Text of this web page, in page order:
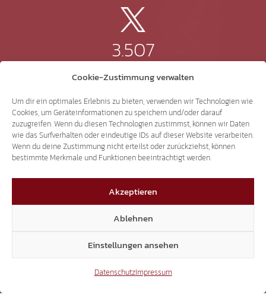
Cookie-Zustimmung verwalten
Um dir ein optimales Erlebnis zu bieten, verwenden wir Technologien wie
Cookies, um Geräteinformationen zu speichern und/oder darauf
zuzugreifen. Wenn du diesen Technologien zustimmst, können wir Daten
wie das Surfverhalten oder eindeutige IDs auf dieser Website verarbeiten.
Wenn du deine Zustimmung nicht erteilst oder zurückziehst, können
bestimmte Merkmale und Funktionen beeinträchtigt werden.
Akzeptieren
Ablehnen
Einstellungen ansehen
DatenschutzImpressum
3.507
Threads
3.401
15.306